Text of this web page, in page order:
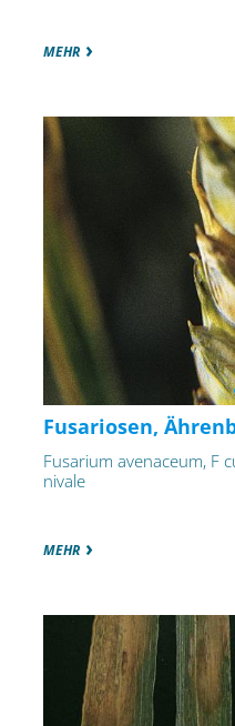
MEHR
Fusariosen,
Fusarium avenaceum, F
nivale
MEHR